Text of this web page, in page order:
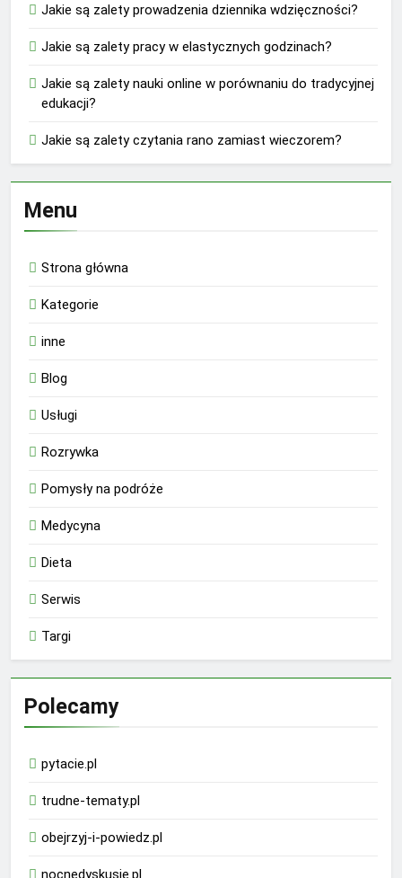
Jakie są zalety prowadzenia dziennika wdzięczności?
Jakie są zalety pracy w elastycznych godzinach?
Jakie są zalety nauki online w porównaniu do tradycyjnej
edukacji?
Jakie są zalety czytania rano zamiast wieczorem?
Menu
Strona główna
Kategorie
inne
Blog
Usługi
Rozrywka
Pomysły na podróże
Medycyna
Dieta
Serwis
Targi
Polecamy
pytacie.pl
trudne-tematy.pl
obejrzyj-i-powiedz.pl
nocnedyskusje.pl